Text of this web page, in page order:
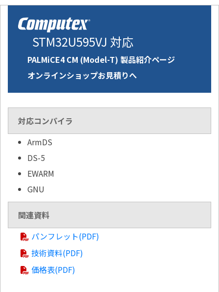
STM32U595VJ 対応
PALMiCE4 CM (Model-T) 製品紹介ページ
オンラインショップお見積りへ
対応コンパイラ
ArmDS
DS-5
EWARM
GNU
関連資料
パンフレット(PDF)
技術資料(PDF)
価格表(PDF)